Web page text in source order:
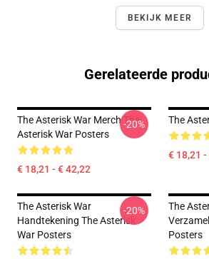
BEKIJK MEER
Gerelateerde
The Asterisk War Merch The
Asterisk War Posters
€ 18,21 - € 42,22
-20% The
€ 18,21
The Asterisk War
Handtekening The Asterisk
War Posters
-20%
The
Posters